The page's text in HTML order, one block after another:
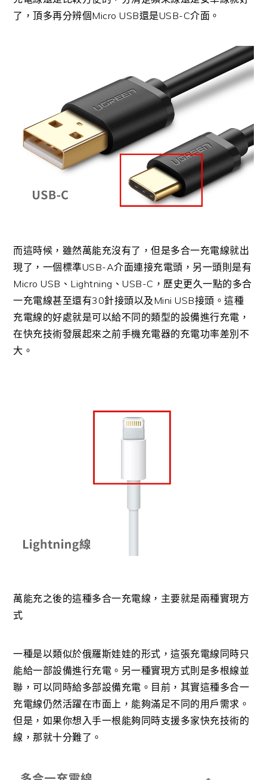
了，頂多再分辨個Micro USB還是USB-C介面。
而這時候，雖然萬能充沒有了，但是多合一充電線就出
現了，一個標準USB-A介面連接充電頭，另一頭則是有
Micro USB、Lightning、USB-C，歷史更久一點的多合
一充電線甚至還有30針接頭以及Mini USB接頭。這種
充電線的好處就是可以給不同的類型的設備進行充電，
在快充技術發展起來之前手機充電器的充電功率差別不
大。
萬能充之後的這種多合一充電線，主要就是兩種實現方
式
一種是以類似於俄羅斯娃娃的形式，這張充電線同時只
能給一部設備進行充電。另一種實現方式則是多根線並
聯，可以同時給多部設備充電。目前，其實這種多合一
充電線仍然活躍在市面上，能夠滿足不同的用戶需求。
但是，如果你想入手一根能夠同時支援多家快充技術的
線，那就十分難了。